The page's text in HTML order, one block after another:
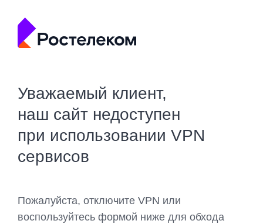
Уважаемый клиент,
наш сайт недоступен
при использовании VPN
сервисов
Пожалуйста, отключите VPN или
воспользуйтесь формой ниже для обхода